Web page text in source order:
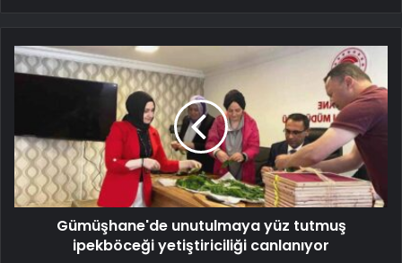
Gümüşhane'de unutulmaya yüz tutmuş
ipekböceği yetiştiriciliği canlanıyor